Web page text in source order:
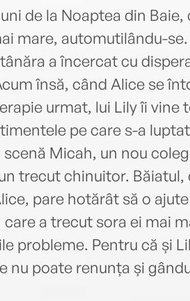
de la Noaptea din
mare, automutilându-
a încercat cu
însă, când Alice se
urmat, lui Lily îi vine
pe care s-a
Micah, un nou
trecut chinuitor. Băiatul,
pare hotărât să o
a trecut sora ei mai
probleme. Pentru că și
nu poate renunța și